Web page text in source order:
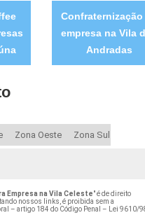
Confraternização
empresa na Vila
Andradas
Zona Oeste Zona Sul
Empresa na Vila Celeste" é de direito
nossos links, é proibida sem a
– artigo 184 do Código Penal –
Lei 9610/